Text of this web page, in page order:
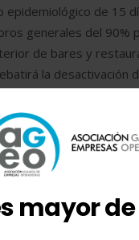
mayor
epidemiológico de 15
generales del 90%
de bares y
la desactivación
comité clínico